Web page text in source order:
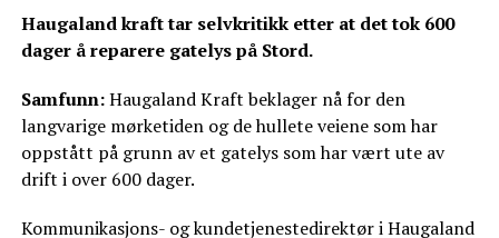
Haugaland kraft tar selvkritikk etter at det tok 600
dager å reparere gatelys på Stord.
Samfunn:Haugaland Kraft beklager nå for den
langvarige mørketiden og de hullete veiene som har
oppstått på grunn av et gatelys som har vært ute av
drift i over 600 dager.
Kommunikasjons- og kundetjenestedirektør i Haugaland